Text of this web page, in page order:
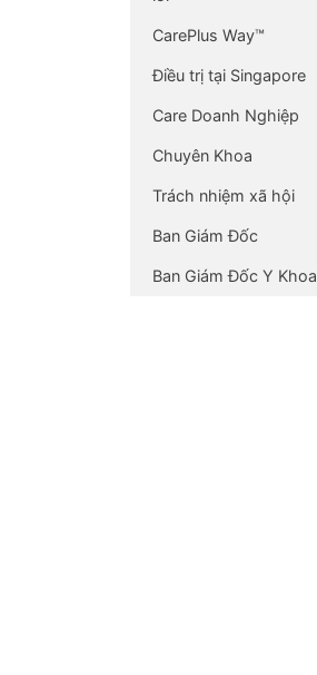
CarePlus Way™
Điều trị tại Singapore
Care Doanh Nghiệp
Chuyên Khoa
Trách nhiệm xã hội
Ban Giám Đốc
Ban Giám Đốc Y Khoa